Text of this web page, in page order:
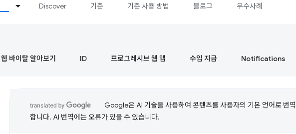
Discover 기준 기준 사용 방법 블로그 우수사례
바이탈 알아보기 ID 프로그레시브 웹 앱 수입 지급 Notifications
Google은 AI 기술을 사용하여 콘텐츠를 사용자의 기본 언어로 번역
합니다. AI 번역에는 오류가 있을 수 있습니다.